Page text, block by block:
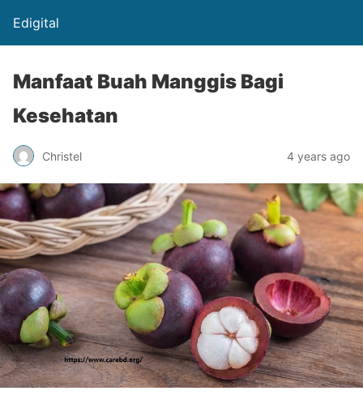
Edigital
Manfaat Buah Manggis Bagi
Kesehatan
Christel 4 years ago